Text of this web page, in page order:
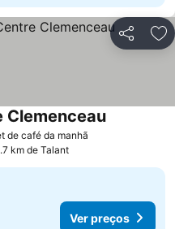
Partilhar
de café da manhã
Clemenceau
km de Talant
Ver preços